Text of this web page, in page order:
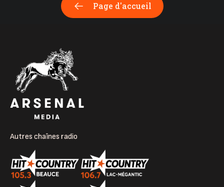
Page d'accueil
Autres chaînes radio